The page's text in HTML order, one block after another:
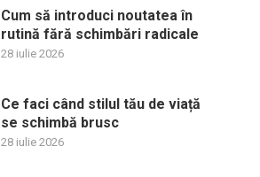
Cum să introduci noutatea în
rutină fără schimbări radicale
28 iulie 2026
Ce faci când stilul tău de viață
se schimbă brusc
28 iulie 2026